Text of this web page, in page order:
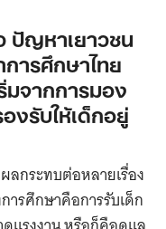
ปัญหาเยาวชน
ารศึกษาไทย
มจากการมอง
งรับให้เด็กอยู่
ลกระทบต่อหลายเรื่อง
รศึกษาคือการรับเด็ก